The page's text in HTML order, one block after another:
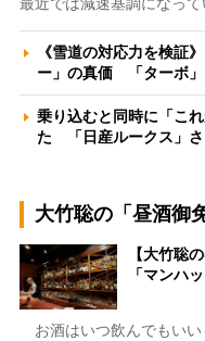
《雪道の対応力を検証
ー」の真価 「ターボ
乗り込むと同時に「こ
た 「日産ルークス」
大竹聡の「昼酒御
【大竹聡
「マンハ
お酒はいつ飲んでもいい